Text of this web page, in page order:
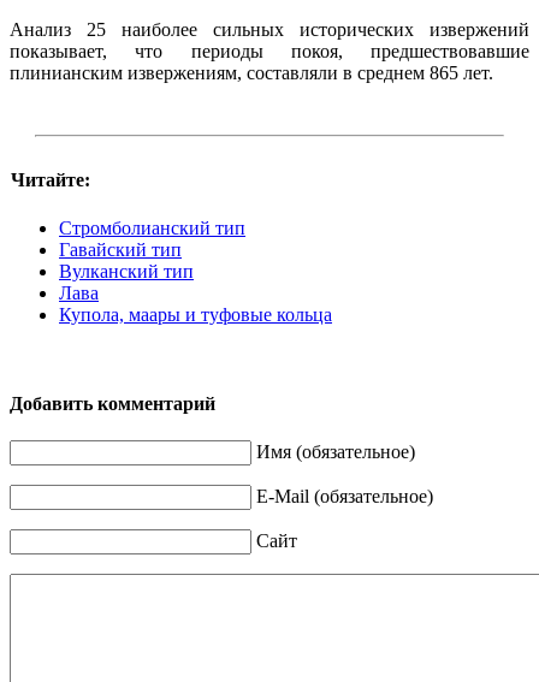
Анализ 25 наиболее сильных исторических извержений
показывает, что периоды покоя, предшествовавшие
плинианским извержениям, составляли в среднем 865 лет.
Читайте:
Стромболианский тип
Гавайский тип
Вулканский тип
Лава
Купола, маары и туфовые кольца
Добавить комментарий
Имя (обязательное)
E-Mail (обязательное)
Сайт